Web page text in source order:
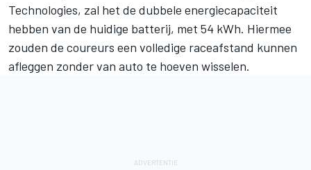
Technologies, zal het de dubbele energiecapaciteit
hebben van de huidige batterij, met 54 kWh. Hiermee
zouden de coureurs een volledige raceafstand kunnen
afleggen zonder van auto te hoeven wisselen.